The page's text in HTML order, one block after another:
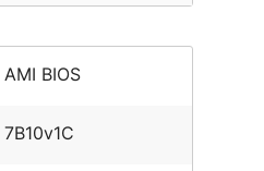
AMI BIOS
7B10v1C